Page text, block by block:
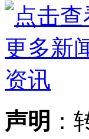
声明 ：